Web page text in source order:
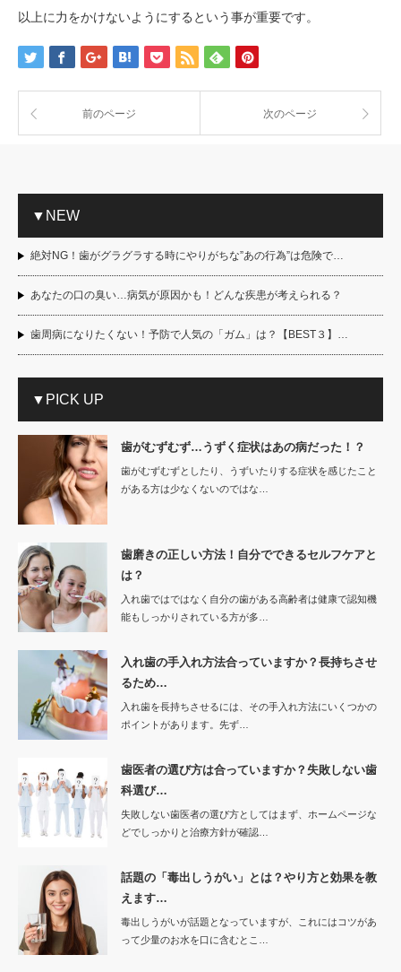
以上に力をかけないようにするという事が重要です。
前のページ 次のページ
▼NEW
絶対NG！歯がグラグラする時にやりがちな”あの行為”は危険で…
あなたの口の臭い…病気が原因かも！どんな疾患が考えられる？
歯周病になりたくない！予防で人気の「ガム」は？【BEST３】…
▼PICK UP
歯がむずむず…うずく症状はあの病だった！？
歯がむずむずとしたり、うずいたりする症状を感じたこと
がある方は少なくないのではな…
歯磨きの正しい方法！自分でできるセルフケアと
は？
入れ歯ではではなく自分の歯がある高齢者は健康で認知機
能もしっかりされている方が多…
入れ歯の手入れ方法合っていますか？長持ちさせ
るため…
入れ歯を長持ちさせるには、その手入れ方法にいくつかの
ポイントがあります。先ず…
歯医者の選び方は合っていますか？失敗しない歯
科選び…
失敗しない歯医者の選び方としてはまず、ホームページな
どでしっかりと治療方針が確認…
話題の「毒出しうがい」とは？やり方と効果を教
えます…
毒出しうがいが話題となっていますが、これにはコツがあ
って少量のお水を口に含むとこ…